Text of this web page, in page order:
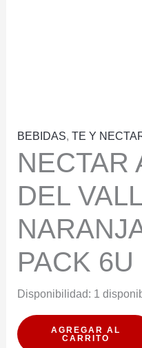
BEBIDAS, TE Y
NECTAR
DEL
PACK 6U
Disponibilidad: 1
NECTAR
ANDINA
AGREGAR AL
CARRITO